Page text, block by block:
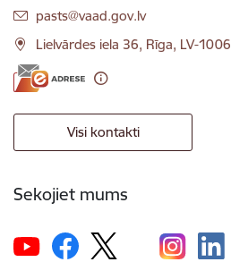
E-pasts:
pasts@vaad.gov.lv
Lielvārdes iela 36, Rīga, LV-1006
Visi kontakti
Sekojiet mums